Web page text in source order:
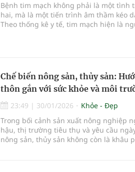
Bệnh tim mạch không phải là một tình
hai, mà là một tiến trình âm thầm kéo
Theo thống kê y tế, tim mạch hiện là
Chế biến nông sản, thủy sản:
thôn gắn với sức khỏe và môi
23:49 | 30/01/2026
Khỏe - Đẹp
Trong bối cảnh sản xuất nông nghiệp
hậu, thị trường tiêu thụ và yêu cầu
nông sản, thủy sản không còn là khâu